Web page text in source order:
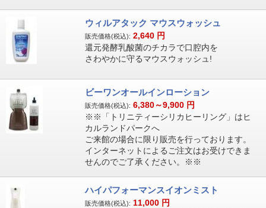
ウィルアタック マウスウォッシュ
販売価格(税込): 2,640 円
還元発酵乳酸菌のチカラで口腔内を
さわやかに守るマウスウォッシュ!
ビーワンオールインローション
販売価格(税込): 6,380～9,900 円
※※「トリニティーシリカヒーリング」はヒ
カルランドパークへ
ご来館の場合に限り販売を行っております。
インターネットによるご注文はお受けできま
せんのでご了承ください。※※
ハイパフォーマンスイオンミスト
販売価格(税込): 11,000 円